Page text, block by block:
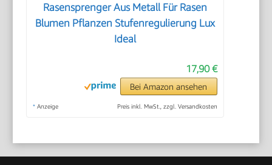
Rasensprenger Aus Metall Für Rasen
Blumen Pflanzen Stufenregulierung Lux
Ideal
17,90 €
Bei Amazon ansehen
* Anzeige Preis inkl. MwSt., zzgl. Versandkosten